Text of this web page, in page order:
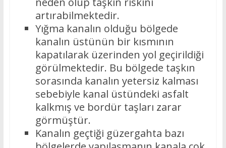
artırabilmektedir.
Yığma kanalın olduğu bölgede
kanalın üstünün bir kısmının
kapatılarak üzerinden yol geçirildiği
görülmektedir. Bu bölgede taşkın
sorasında kanalın yetersiz kalması
sebebiyle kanal üstündeki asfalt
kalkmış ve bordür taşları zarar
görmüştür.
Kanalın geçtiği güzergahta bazı